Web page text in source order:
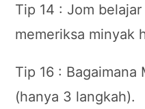
Tip 14 : Jom
memeriksa minyak
Tip 16 : Bagaimana
(hanya 3 langkah).